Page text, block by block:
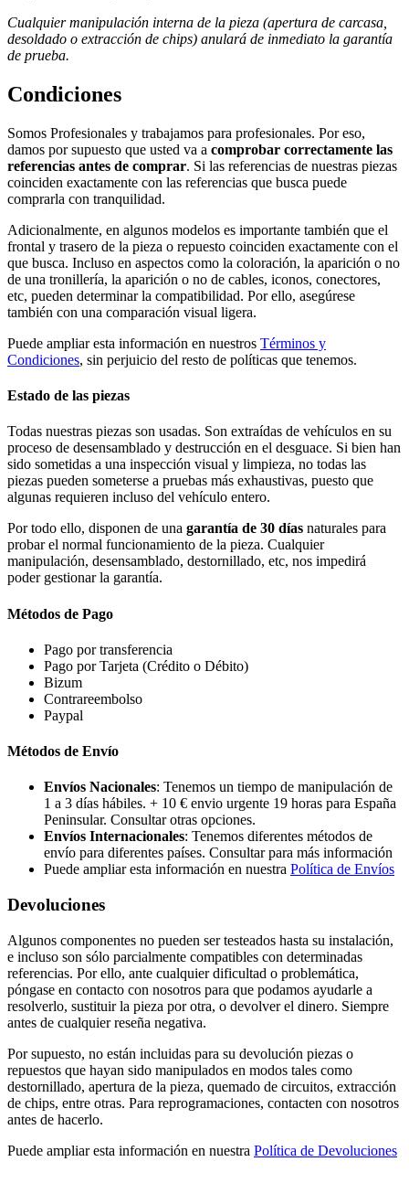
Cualquier manipulación interna de la pieza (apertura de carcasa,
desoldado o extracción de chips) anulará de inmediato la garantía
de prueba.
Condiciones
Somos Profesionales y trabajamos para profesionales. Por eso,
damos por supuesto que usted va a comprobar correctamente las
referencias antes de comprar. Si las referencias de nuestras piezas
coinciden exactamente con las referencias que busca puede
comprarla con tranquilidad.
Adicionalmente, en algunos modelos es importante también que el
frontal y trasero de la pieza o repuesto coinciden exactamente con el
que busca. Incluso en aspectos como la coloración, la aparición o no
de una tronillería, la aparición o no de cables, iconos, conectores,
etc, pueden determinar la compatibilidad. Por ello, asegúrese
también con una comparación visual ligera.
Puede ampliar esta información en nuestros Términos y
Condiciones, sin perjuicio del resto de políticas que tenemos.
Estado de las piezas
Todas nuestras piezas son usadas. Son extraídas de vehículos en su
proceso de desensamblado y destrucción en el desguace. Si bien han
sido sometidas a una inspección visual y limpieza, no todas las
piezas pueden someterse a pruebas más exhaustivas, puesto que
algunas requieren incluso del vehículo entero.
Por todo ello, disponen de una garantía de 30 días naturales para
probar el normal funcionamiento de la pieza. Cualquier
manipulación, desensamblado, destornillado, etc, nos impedirá
poder gestionar la garantía.
Métodos de Pago
Pago por transferencia
Pago por Tarjeta (Crédito o Débito)
Bizum
Contrareembolso
Paypal
Métodos de Envío
Envíos Nacionales: Tenemos un tiempo de manipulación de
1 a 3 días hábiles. + 10 € envio urgente 19 horas para España
Peninsular. Consultar otras opciones.
Envíos Internacionales: Tenemos diferentes métodos de
envío para diferentes países. Consultar para más información
Puede ampliar esta información en nuestra Política de Envíos
Devoluciones
Algunos componentes no pueden ser testeados hasta su instalación,
e incluso son sólo parcialmente compatibles con determinadas
referencias. Por ello, ante cualquier dificultad o problemática,
póngase en contacto con nosotros para que podamos ayudarle a
resolverlo, sustituir la pieza por otra, o devolver el dinero. Siempre
antes de cualquier reseña negativa.
Por supuesto, no están incluidas para su devolución piezas o
repuestos que hayan sido manipulados en modos tales como
destornillado, apertura de la pieza, quemado de circuitos, extracción
de chips, entre otras. Para reprogramaciones, contacten con nosotros
antes de hacerlo.
Puede ampliar esta información en nuestra Política de Devoluciones